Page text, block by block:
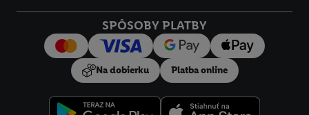
SPÔSOBY PLATBY
Na dobierku Platba online